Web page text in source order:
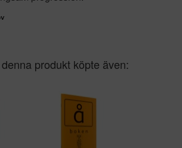
produkt köpte även: